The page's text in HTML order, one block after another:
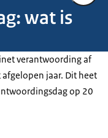
wat is
verantwoording af
jaar. Dit heet
op 20